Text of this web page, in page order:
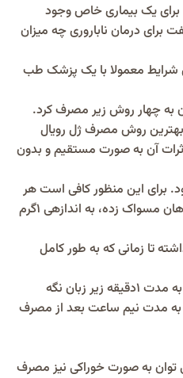
یک بیماری خاص وجود
برای درمان ناباروری چه میزان
معمولا با یک پزشک طب
به چهار روش زیر مصرف کرد.
بهترین روش مصرف ژل رویال
آن به صورت مستقیم و بدون
برای این منظور کافی است هر
روز صبح و به صورت ناشتا و با دهان مسواک زده، به اندازهی ۱گرم
تا زمانی که به طور کامل
پیشنهاد می شود که رویال ژل را به مدت ۱دقیقه زیر زبان نگه
به مدت نیم ساعت بعد از مصرف
توان به صورت خوراکی نیز مصرف